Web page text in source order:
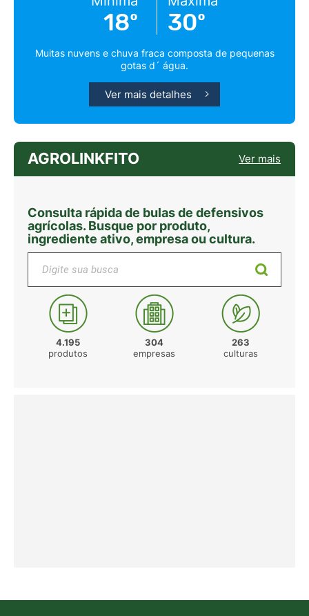
18º 30º
Muitas nuvens e chuva fraca composta de pequenas
gotas d´ água.
Ver mais detalhes
AGROLINKFITO Ver mais
Consulta rápida de bulas de defensivos
agrícolas. Busque por produto,
ingrediente ativo, empresa ou cultura.
Digite sua busca
4.195
produtos
304
empresas
263
culturas